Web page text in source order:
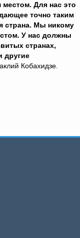
местом. Для нас это
точно таким
страна. Мы никому
У нас должны
странах,
другие
Кобахидзе.